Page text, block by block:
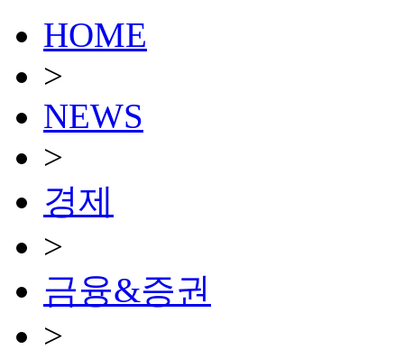
HOME
>
NEWS
>
경제
>
금융&증권
>